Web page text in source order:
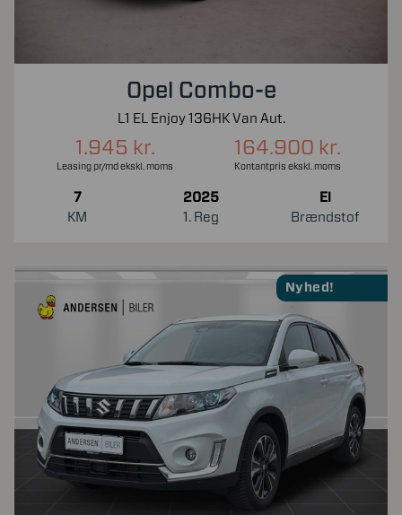
Opel Combo-e
L1 EL Enjoy 136HK Van Aut.
1.945 kr.
Leasing pr/md ekskl. moms
164.900 kr.
Kontantpris ekskl. moms
7
KM
2025
1. Reg
El
Brændstof
Nyhed!